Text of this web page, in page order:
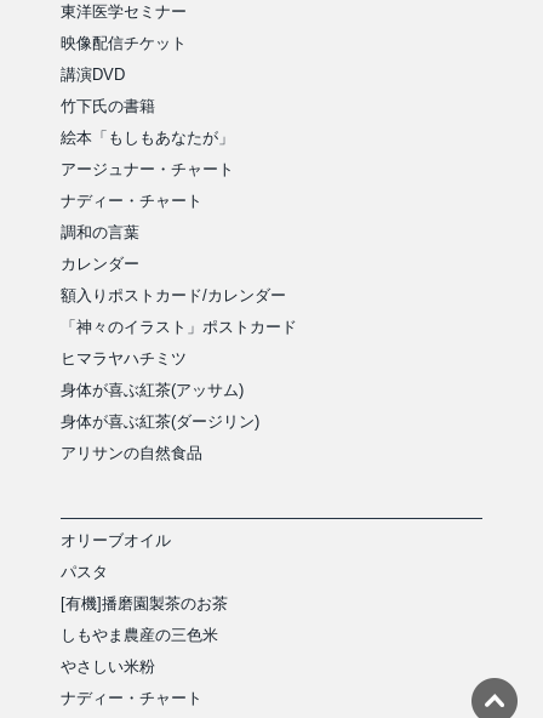
東洋医学セミナー
映像配信チケット
講演DVD
竹下氏の書籍
絵本「もしもあなたが」
アージュナー・チャート
ナディー・チャート
調和の言葉
カレンダー
額入りポストカード/カレンダー
「神々のイラスト」ポストカード
ヒマラヤハチミツ
身体が喜ぶ紅茶(アッサム)
身体が喜ぶ紅茶(ダージリン)
アリサンの自然食品
オリーブオイル
パスタ
[有機]播磨園製茶のお茶
しもやま農産の三色米
やさしい米粉
ナディー・チャート